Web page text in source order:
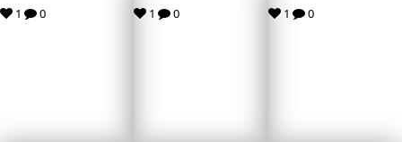
1 0 1 0 1 0